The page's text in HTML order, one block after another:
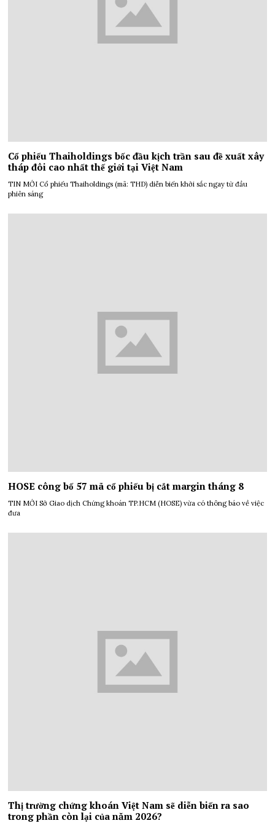
Cổ phiếu Thaiholdings bốc đầu kịch trần sau đề xuất xây
tháp đôi cao nhất thế giới tại Việt Nam
TIN MỚI Cổ phiếu Thaiholdings (mã: THD) diễn biến khởi sắc ngay từ đầu
phiên sáng
HOSE công bố 57 mã cổ phiếu bị cắt margin tháng 8
TIN MỚI Sở Giao dịch Chứng khoán TP.HCM (HOSE) vừa có thông báo về việc
đưa
Thị trường chứng khoán Việt Nam sẽ diễn biến ra sao
trong phần còn lại của năm 2026?